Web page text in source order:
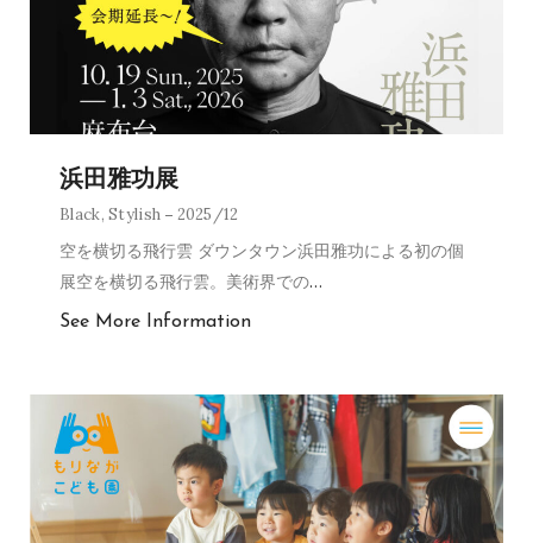
浜田雅功展
Black,Stylish 2025/12
空を横切る飛行雲 ダウンタウン浜田雅功による初の個
展空を横切る飛行雲。美術界での…
See More Information